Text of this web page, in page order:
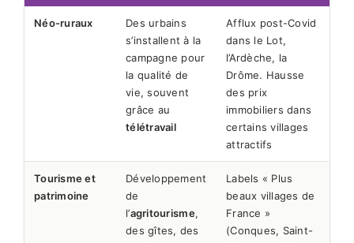
Néo-ruraux
Des urbains
s’installent à la
campagne pour
la qualité de
vie, souvent
grâce au
télétravail
Afflux post-Covid
dans le Lot,
l’Ardèche, la
Drôme. Hausse
des prix
immobiliers dans
certains villages
attractifs
Tourisme et
patrimoine
Développement
de
l’agritourisme,
des gîtes, des
Labels « Plus
beaux villages de
France »
(Conques, Saint-